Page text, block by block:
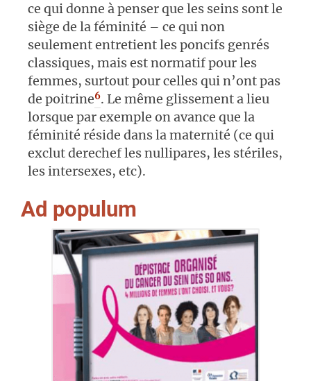
ce qui donne à penser que les seins sont le
siège de la féminité – ce qui non
seulement entretient les poncifs genrés
classiques, mais est normatif pour les
femmes, surtout pour celles qui n’ont pas
de poitrine6. Le même glissement a lieu
lorsque par exemple on avance que la
féminité réside dans la maternité (ce qui
exclut derechef les nullipares, les stériles,
les intersexes, etc).
Ad populum